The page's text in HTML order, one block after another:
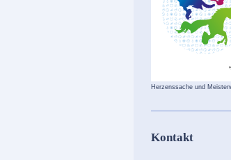
Herzenssache und
Kontakt